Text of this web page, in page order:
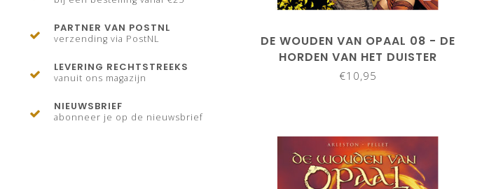
PARTNER VAN POSTNL
verzending via PostNL
LEVERING RECHTSTREEKS
vanuit ons magazijn
NIEUWSBRIEF
abonneer je op de nieuwsbrief
DE WOUDEN VAN OPAAL 08 - DE
HORDEN VAN HET DUISTER
€10,95